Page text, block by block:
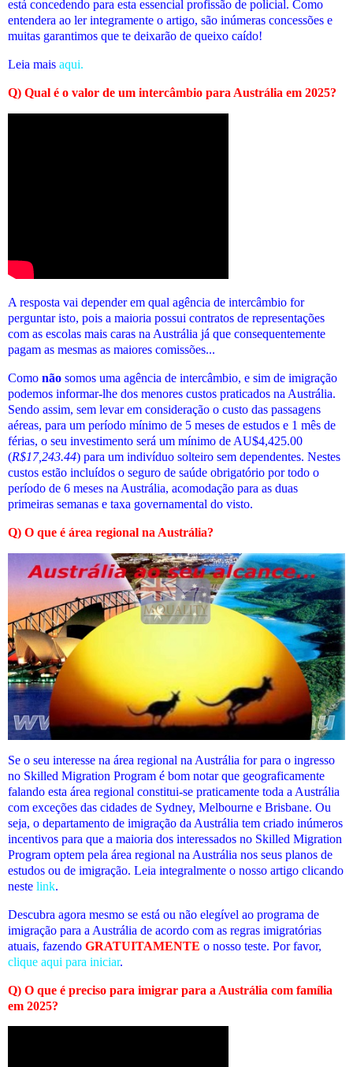
está concedendo para esta essencial profissão de policial. Como
entendera ao ler integramente o artigo, são inúmeras concessões e
muitas garantimos que te deixarão de queixo caído!
Leia mais aqui.
Q) Qual é o valor de um intercâmbio para Austrália em 2025?
A resposta vai depender em qual agência de intercâmbio for
perguntar isto, pois a maioria possui contratos de representações
com as escolas mais caras na Austrália já que consequentemente
pagam as mesmas as maiores comissões...
Como não somos uma agência de intercâmbio, e sim de imigração
podemos informar-lhe dos menores custos praticados na Austrália.
Sendo assim, sem levar em consideração o custo das passagens
aéreas, para um período mínimo de 5 meses de estudos e 1 mês de
férias, o seu investimento será um mínimo de AU$4,425.00
(R$17,243.44) para um indivíduo solteiro sem dependentes. Nestes
custos estão incluídos o seguro de saúde obrigatório por todo o
período de 6 meses na Austrália, acomodação para as duas
primeiras semanas e taxa governamental do visto.
Q) O que é área regional na Austrália?
Se o seu interesse na área regional na Austrália for para o ingresso
no Skilled Migration Program é bom notar que geograficamente
falando esta área regional constitui-se praticamente toda a Austrália
com exceções das cidades de Sydney, Melbourne e Brisbane. Ou
seja, o departamento de imigração da Austrália tem criado inúmeros
incentivos para que a maioria dos interessados no Skilled Migration
Program optem pela área regional na Austrália nos seus planos de
estudos ou de imigração. Leia integralmente o nosso artigo clicando
neste link.
Descubra agora mesmo se está ou não elegível ao programa de
imigração para a Austrália de acordo com as regras imigratórias
atuais, fazendo GRATUITAMENTE o nosso teste. Por favor,
clique aqui para iniciar.
Q) O que é preciso para imigrar para a Austrália com família
em 2025?